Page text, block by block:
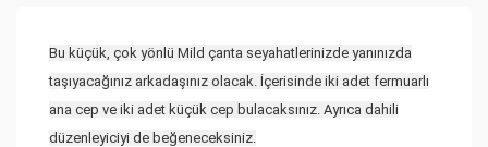
Bu küçük, çok yönlü Mild çanta seyahatlerinizde yanınızda
taşıyacağınız arkadaşınız olacak. İçerisinde iki adet fermuarlı
ana cep ve iki adet küçük cep bulacaksınız. Ayrıca dahili
düzenleyiciyi de beğeneceksiniz.